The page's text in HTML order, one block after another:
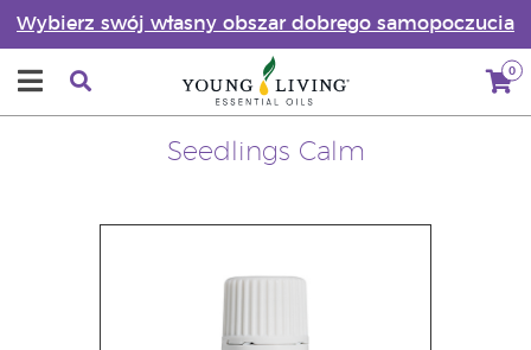
Wybierz swój własny obszar dobrego samopoczucia
0
Seedlings Calm